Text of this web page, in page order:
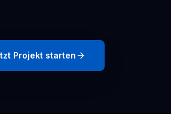
Projekt starten